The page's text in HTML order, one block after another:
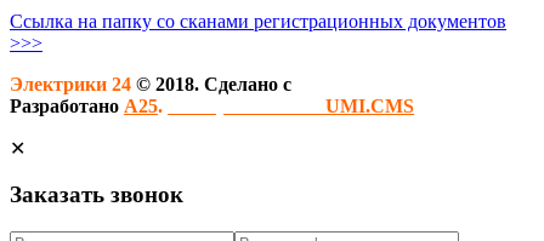
Ссылка на папку со сканами регистрационных документов
>>>
Электрики 24 © 2018. Сделано с
Разработано A25. UMI.CMS
✕
Заказать звонок